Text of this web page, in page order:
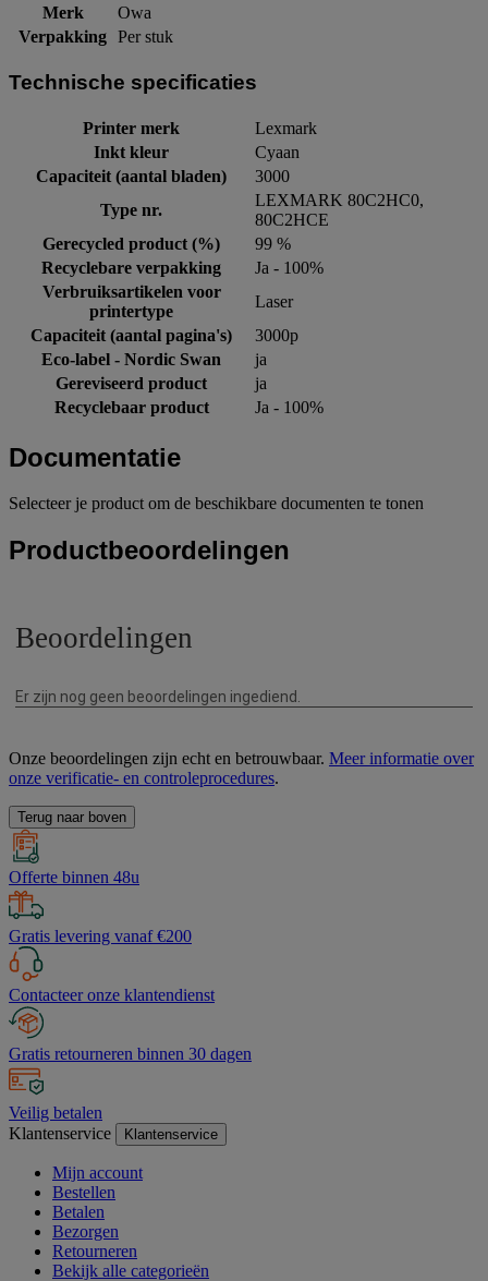
Merk
Owa
Verpakking Per stuk
Technische specificaties
Printer merk
Lexmark
Inkt kleur
Cyaan
Capaciteit (aantal bladen)
3000
Type nr.
LEXMARK 80C2HC0,
80C2HCE
Gerecycled product (%)
99 %
Recyclebare verpakking
Ja - 100%
Verbruiksartikelen voor
printertype
Laser
Capaciteit (aantal pagina's)
3000p
Eco-label - Nordic Swan
ja
Gereviseerd product
ja
Recyclebaar product
Ja - 100%
Documentatie
Selecteer je product om de beschikbare documenten te tonen
Productbeoordelingen
Onze beoordelingen zijn echt en betrouwbaar. Meer informatie over
onze verificatie- en controleprocedures.
Terug naar boven
Offerte binnen 48u
Gratis levering vanaf €200
Contacteer onze klantendienst
Gratis retourneren binnen 30 dagen
Veilig betalen
Klantenservice
Klantenservice
Mijn account
Bestellen
Betalen
Bezorgen
Retourneren
Bekijk alle categorieën